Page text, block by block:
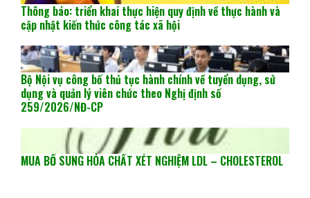
Thông báo: triển khai thực hiện quy định về thực hành và
cập nhật kiến thức công tác xã hội
Bộ Nội vụ công bố thủ tục hành chính về tuyển dụng, sử
dụng và quản lý viên chức theo Nghị định số
259/2026/NĐ-CP
MUA BỔ SUNG HÓA CHẤT XÉT NGHIỆM LDL – CHOLESTEROL